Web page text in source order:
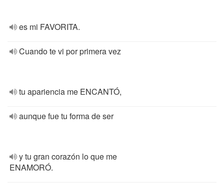
es mi FAVORITA.
Cuando te vi por primera vez
tu apariencia me ENCANTÓ,
aunque fue tu forma de ser
y tu gran corazón lo que me
ENAMORÓ.